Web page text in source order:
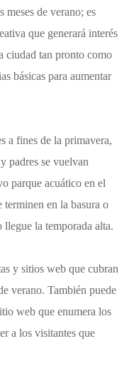
meses de verano; es
que generará interés
ciudad tan pronto como
básicas para aumentar
a fines de la primavera,
padres se vuelvan
parque acuático en el
en la basura o
llegue la temporada alta.
y sitios web que cubran
verano. También puede
web que enumera los
a los visitantes que